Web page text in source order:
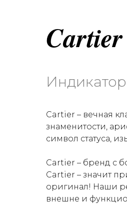
Cartier
Cartier – вечная
знаменитости,
символ статуса,
Cartier – бренд с
Cartier – значит
оригинал! Наши
внешне и